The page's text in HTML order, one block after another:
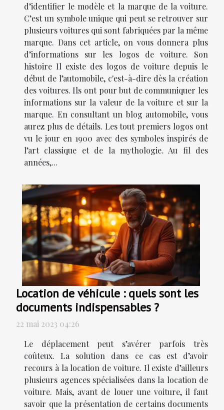
d’identifier le modèle et la marque de la voiture.
C’est un symbole unique qui peut se retrouver sur
plusieurs voitures qui sont fabriquées par la même
marque. Dans cet article, on vous donnera plus
d’informations sur les logos de voiture. Son
histoire Il existe des logos de voiture depuis le
début de l’automobile, c'est-à-dire dès la création
des voitures. Ils ont pour but de communiquer les
informations sur la valeur de la voiture et sur la
marque. En consultant un blog automobile, vous
aurez plus de détails. Les tout premiers logos ont
vu le jour en 1900 avec des symboles inspirés de
l’art classique et de la mythologie. Au fil des
années,...
Location de véhicule : quels sont les
documents indispensables ?
22 mai 2023 04:26
Le déplacement peut s’avérer parfois très
coûteux. La solution dans ce cas est d’avoir
recours à la location de voiture. Il existe d’ailleurs
plusieurs agences spécialisées dans la location de
voiture. Mais, avant de louer une voiture, il faut
savoir que la présentation de certains documents